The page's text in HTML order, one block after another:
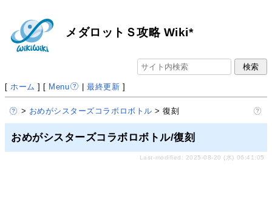
メダロットＳ攻略 Wiki*
[ ホーム ] [ Menu |最終更新 ]
> おめがシスターズコラボロボトル > 復刻
おめがシスターズコラボロボトル/復刻
Last-modified: 2025-08-20 (水) 06:41:05